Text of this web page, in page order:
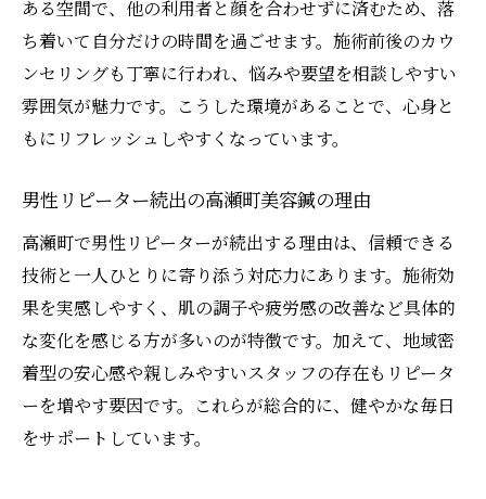
ある空間で、他の利用者と顔を合わせずに済むため、落
ち着いて自分だけの時間を過ごせます。施術前後のカウ
ンセリングも丁寧に行われ、悩みや要望を相談しやすい
雰囲気が魅力です。こうした環境があることで、心身と
もにリフレッシュしやすくなっています。
男性リピーター続出の高瀬町美容鍼の理由
高瀬町で男性リピーターが続出する理由は、信頼できる
技術と一人ひとりに寄り添う対応力にあります。施術効
果を実感しやすく、肌の調子や疲労感の改善など具体的
な変化を感じる方が多いのが特徴です。加えて、地域密
着型の安心感や親しみやすいスタッフの存在もリピータ
ーを増やす要因です。これらが総合的に、健やかな毎日
をサポートしています。